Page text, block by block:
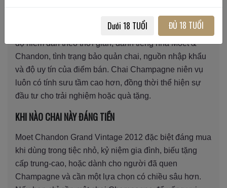
Giá trị của Grand Vintage 2012 chịu tác động bởi các
yếu tố như: niên vụ (2012 là năm được đánh giá cao),
độ hiếm dần theo thời gian, danh tiếng nhà Moet &
Chandon, tình trạng bảo quản chai, nguồn nhập khẩu
và độ uy tín của điểm bán. Chai Champagne niên vụ
luôn có tính sưu tầm cao hơn, đồng thời thể hiện sự
đầu tư cho trải nghiệm hoặc quà tặng.
KHI NÀO CHAI NÀY ĐÁNG TIỀN
Moet Chandon Grand Vintage 2012 đặc biệt đáng mua
khi dùng trong tiệc nhỏ, kỷ niệm gia đình, biếu tặng
cấp trung-cao, hoặc dành cho người đã quen
Champagne và cần một lựa chọn có chiều sâu hơn.
Dưới 18 TUỔI ĐỦ 18 TUỔI